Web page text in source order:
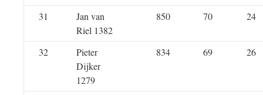
31
Jan van
Riel 1382
850 70 24
32
Pieter
Dijker
1279
834 69 26